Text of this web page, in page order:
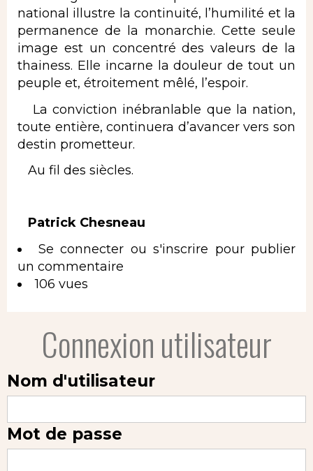
national illustre la continuité, l’humilité et la
permanence de la monarchie. Cette seule
image est un concentré des valeurs de la
thainess. Elle incarne la douleur de tout un
peuple et, étroitement mêlé, l’espoir.
La conviction inébranlable que la nation,
toute entière, continuera d’avancer vers son
destin prometteur.
Au fil des siècles.
Patrick Chesneau
Se connecter ou s'inscrire pour publier
un commentaire
106 vues
Connexion utilisateur
Nom d'utilisateur
Mot de passe